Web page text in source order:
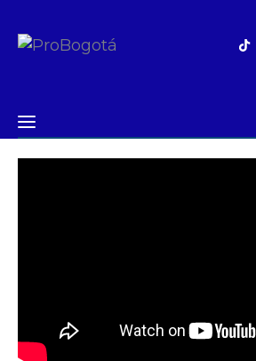
Quiénes somos
Summit MovE-Pay 2025
Newsletter